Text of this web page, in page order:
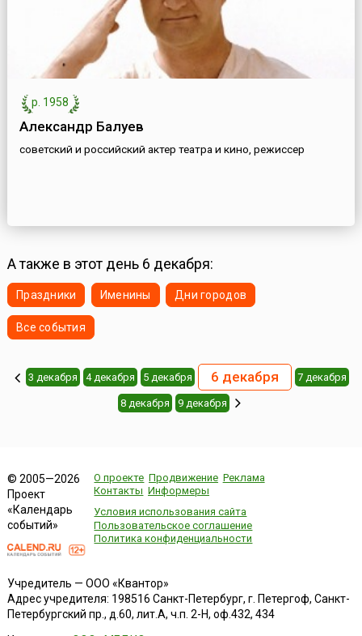
р. 1958
Александр Балуев
советский и российский актер театра и кино, режиссер
А также в этот день 6 декабря:
Праздники Именины Дни городов
Все события
3 декабря 4 декабря 5 декабря 6 декабря 7 декабря
8 декабря 9 декабря
© 2005—2026
Проект
«Календарь
событий»
О проекте Продвижение Реклама
Контакты Информеры
Условия использования сайта
Пользовательское соглашение
Политика конфиденциальности
Учредитель — ООО «Квантор»
Адрес учредителя: 198516 Санкт-Петербург, г. Петергоф, Санкт-
Петербургский пр., д.60, лит.А, ч.п. 2-Н, оф.432, 434